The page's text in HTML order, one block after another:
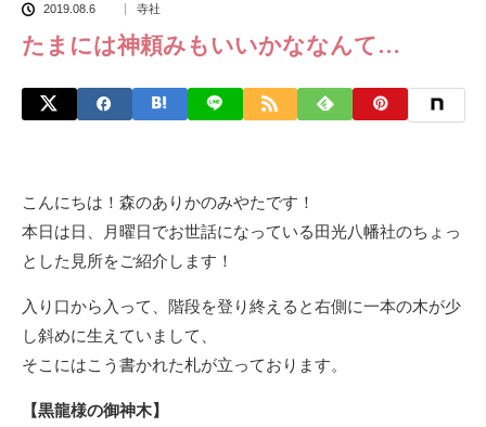
2019.08.6 寺社
たまには神頼みもいいかななんて…
こんにちは！森のありかのみやたです！
本日は日、月曜日でお世話になっている田光八幡社のちょっ
とした見所をご紹介します！
入り口から入って、階段を登り終えると右側に一本の木が少
し斜めに生えていまして、
そこにはこう書かれた札が立っております。
【黒龍様の御神木】